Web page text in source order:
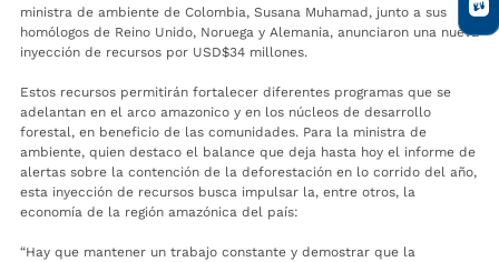
ministra de ambiente de Colombia, Susana Muhamad, junto a sus
homólogos de Reino Unido, Noruega y Alemania, anunciaron una nueva
inyección de recursos por USD$34 millones.
Estos recursos permitirán fortalecer diferentes programas que se
adelantan en el arco amazonico y en los núcleos de desarrollo
forestal, en beneficio de las comunidades. Para la ministra de
ambiente, quien destaco el balance que deja hasta hoy el informe de
alertas sobre la contención de la deforestación en lo corrido del año,
esta inyección de recursos busca impulsar la, entre otros, la
economía de la región amazónica del país:
“Hay que mantener un trabajo constante y demostrar que la